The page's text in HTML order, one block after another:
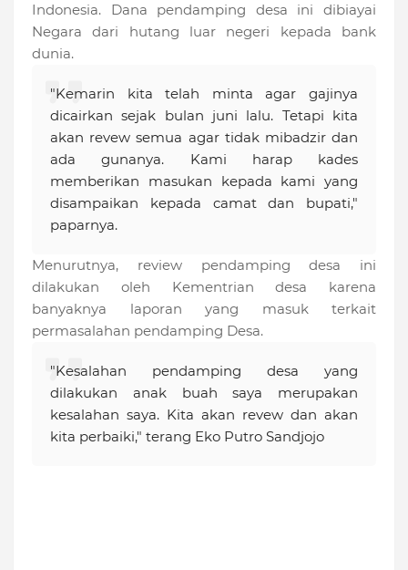
Indonesia. Dana pendamping desa ini dibiayai
Negara dari hutang luar negeri kepada bank
dunia.
"Kemarin kita telah minta agar gajinya
dicairkan sejak bulan juni lalu. Tetapi kita
akan revew semua agar tidak mibadzir dan
ada gunanya. Kami harap kades
memberikan masukan kepada kami yang
disampaikan kepada camat dan bupati,"
paparnya.
Menurutnya, review pendamping desa ini
dilakukan oleh Kementrian desa karena
banyaknya laporan yang masuk terkait
permasalahan pendamping Desa.
"Kesalahan pendamping desa yang
dilakukan anak buah saya merupakan
kesalahan saya. Kita akan revew dan akan
kita perbaiki," terang Eko Putro Sandjojo